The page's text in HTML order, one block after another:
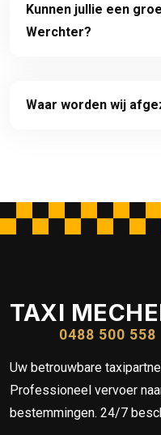
Kunnen jullie een
Werchter?
Waar worden wij
TAXI
0488 500 558
Uw betrouwbare
Professioneel vervoer
bestemmingen. 24/7